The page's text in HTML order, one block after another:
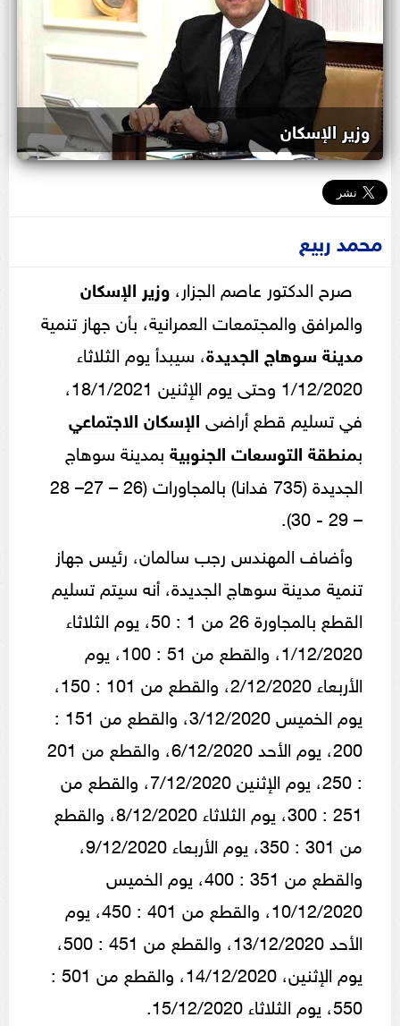
وزير الإسكان
محمد ربيع
صرح الدكتور عاصم الجزار، وزير الإسكان
والمرافق والمجتمعات العمرانية، بأن جهاز تنمية
مدينة سوهاج الجديدة، سيبدأ يوم الثلاثاء
1/12/2020 وحتى يوم الإثنين 18/1/2021،
في تسليم قطع أراضى الإسكان الاجتماعي
بمنطقة التوسعات الجنوبية بمدينة سوهاج
الجديدة (735 فدانا) بالمجاورات (26 – 27– 28
– 29 - 30).
وأضاف المهندس رجب سالمان، رئيس جهاز
تنمية مدينة سوهاج الجديدة، أنه سيتم تسليم
القطع بالمجاورة 26 من 1 : 50، يوم الثلاثاء
1/12/2020، والقطع من 51 : 100، يوم
الأربعاء 2/12/2020، والقطع من 101 : 150،
يوم الخميس 3/12/2020، والقطع من 151 :
200، يوم الأحد 6/12/2020، والقطع من 201
: 250، يوم الإثنين 7/12/2020، والقطع من
251 : 300، يوم الثلاثاء 8/12/2020، والقطع
من 301 : 350، يوم الأربعاء 9/12/2020،
والقطع من 351 : 400، يوم الخميس
10/12/2020، والقطع من 401 : 450، يوم
الأحد 13/12/2020، والقطع من 451 : 500،
يوم الإثنين، 14/12/2020، والقطع من 501 :
550، يوم الثلاثاء 15/12/2020.